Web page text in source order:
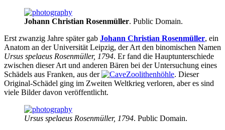
Johann Christian Rosenmüller. Public Domain.
Erst zwanzig Jahre später gab Johann Christian Rosenmüller, ein
Anatom an der Universität Leipzig, der Art den binomischen Namen
Ursus spelaeus Rosenmüller, 1794. Er fand die Hauptunterschiede
zwischen dieser Art und anderen Bären bei der Untersuchung eines
Schädels aus Franken, aus der
Zoolithenhöhle. Dieser
Original-Schädel ging im Zweiten Weltkrieg verloren, aber es sind
viele Bilder davon veröffentlicht.
Ursus spelaeus Rosenmüller, 1794. Public Domain.